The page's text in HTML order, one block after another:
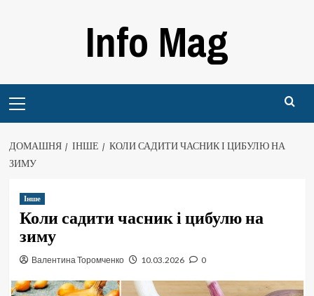
Info Mag
Menu
ДОМАШНЯ ІНШЕ
КОЛИ САДИТИ ЧАСНИК І ЦИБУЛЮ НА
ЗИМУ
Інше
Коли садити часник і цибулю на
зиму
Валентина Торомченко 10.03.2026 0